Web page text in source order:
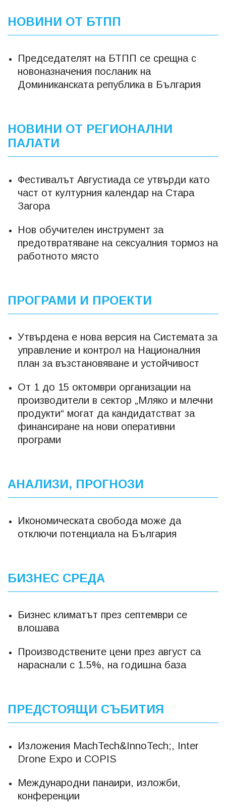
НОВИНИ ОТ БТПП
Председателят на БТПП се срещна с
новоназначения посланик на
Доминиканската република в България
НОВИНИ ОТ РЕГИОНАЛНИ
ПАЛАТИ
Фестивалът Августиада се утвърди като
част от културния календар на Стара
Загора
Нов обучителен инструмент за
предотвратяване на сексуалния тормоз на
работното място
ПРОГРАМИ И ПРОЕКТИ
Утвърдена е нова версия на Системата за
управление и контрол на Националния
план за възстановяване и устойчивост
От 1 до 15 октомври организации на
производители в сектор „Мляко и млечни
продукти“ могат да кандидатстват за
финансиране на нови оперативни
програми
АНАЛИЗИ, ПРОГНОЗИ
Икономическата свобода може да
отключи потенциала на България
БИЗНЕС СРЕДА
Бизнес климатът през септември се
влошава
Производствените цени през август са
нараснали с 1.5%, на годишна база
ПРЕДСТОЯЩИ СЪБИТИЯ
Изложения MachTech&InnoTech;, Inter
Drone Expo и COPIS
Международни панаири, изложби,
конференции